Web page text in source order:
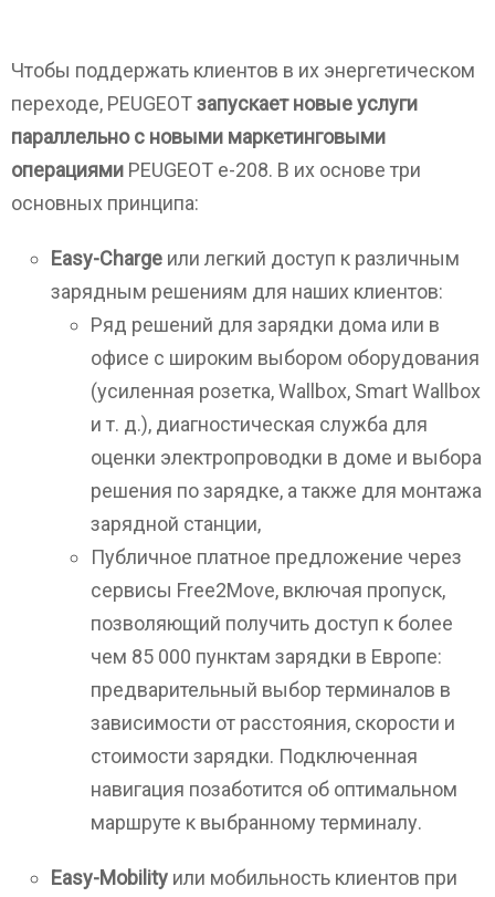
Чтобы поддержать клиентов в их энергетическом
переходе, PEUGEOTзапускает новые услуги
параллельно с новыми маркетинговыми
операциями PEUGEOT e-208. В их основе три
основных принципа:
Easy-Charge или легкий доступ к различным
зарядным решениям для наших клиентов:
Ряд решений для зарядки дома или в
офисе с широким выбором оборудования
(усиленная розетка, Wallbox, Smart Wallbox
и т. д.), диагностическая служба для
оценки электропроводки в доме и выбора
решения по зарядке, а также для монтажа
зарядной станции,
Публичное платное предложение через
сервисы Free2Move, включая пропуск,
позволяющий получить доступ к более
чем 85 000 пунктам зарядки в Европе:
предварительный выбор терминалов в
зависимости от расстояния, скорости и
стоимости зарядки. Подключенная
навигация позаботится об оптимальном
маршруте к выбранному терминалу.
Easy-Mobility или мобильность клиентов при